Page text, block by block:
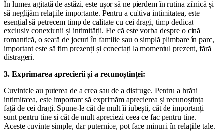
În lumea agitată de astăzi, este ușor să ne pierdem în rutina zilnică și
să neglijăm relațiile importante. Pentru a cultiva intimitatea, este
esențial să petrecem timp de calitate cu cei dragi, timp dedicat
exclusiv conexiunii și intimității. Fie că este vorba despre o cină
romantică, o seară de jocuri în familie sau o simplă plimbare în parc,
important este să fim prezenți și conectați la momentul prezent, fără
distrageri.
3. Exprimarea aprecierii și a recunoștinței:
Cuvintele au puterea de a crea sau de a distruge. Pentru a hrăni
intimitatea, este important să exprimăm aprecierea și recunoștința
față de cei dragi. Spune-le cât de mult îi iubești, cât de importanți
sunt pentru tine și cât de mult apreciezi ceea ce fac pentru tine.
Aceste cuvinte simple, dar puternice, pot face minuni în relațiile tale.